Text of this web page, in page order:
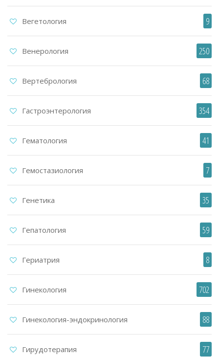
Вегетология 9
Венерология 250
Вертебрология 68
Гастроэнтерология 354
Гематология 41
Гемостазиология 7
Генетика 35
Гепатология 59
Гериатрия 8
Гинекология 702
Гинекология-эндокринология 88
Гирудотерапия 77